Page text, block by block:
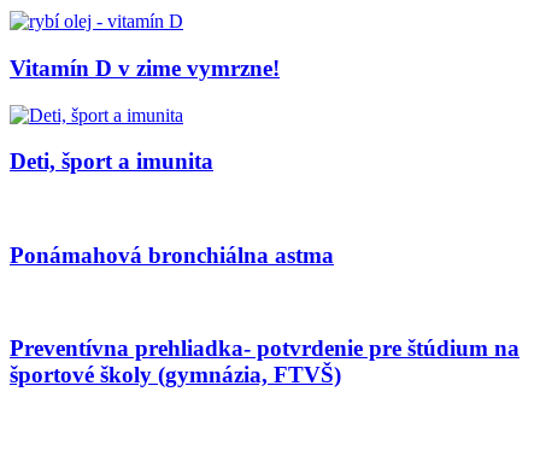
Vitamín D v zime vymrzne!
Deti, šport a imunita
Ponámahová bronchiálna astma
Preventívna prehliadka- potvrdenie pre štúdium na
športové školy (gymnázia, FTVŠ)